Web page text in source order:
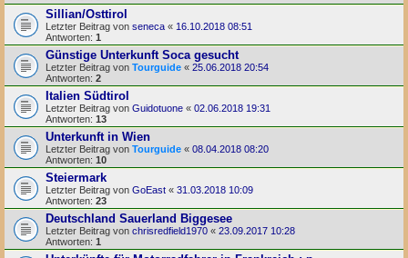
Sillian/Osttirol
Letzter Beitrag von seneca « 16.10.2018 08:51
Antworten: 1
Günstige Unterkunft Soca gesucht
Letzter Beitrag von Tourguide « 25.06.2018 20:54
Antworten: 2
Italien Südtirol
Letzter Beitrag von Guidotuone « 02.06.2018 19:31
Antworten: 13
Unterkunft in Wien
Letzter Beitrag von Tourguide « 08.04.2018 08:20
Antworten: 10
Steiermark
Letzter Beitrag von GoEast « 31.03.2018 10:09
Antworten: 23
Deutschland Sauerland Biggesee
Letzter Beitrag von chrisredfield1970 « 23.09.2017 10:28
Antworten: 1